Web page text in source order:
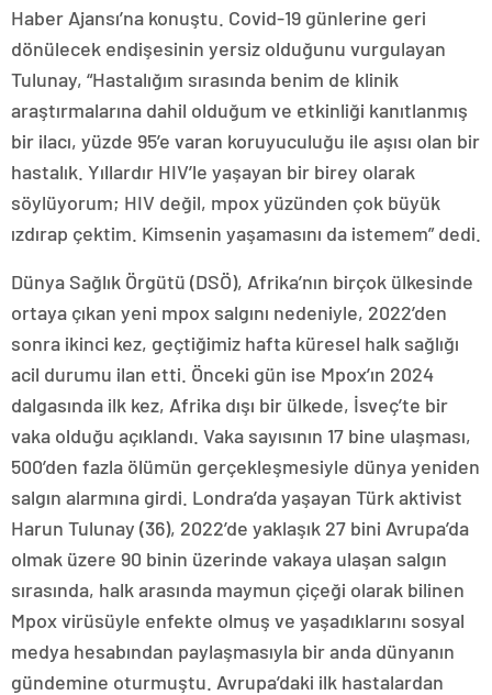
Haber Ajansı’na konuştu. Covid-19 günlerine geri
dönülecek endişesinin yersiz olduğunu vurgulayan
Tulunay, “Hastalığım sırasında benim de klinik
araştırmalarına dahil olduğum ve etkinliği kanıtlanmış
bir ilacı, yüzde 95’e varan koruyuculuğu ile aşısı olan bir
hastalık. Yıllardır HIV’le yaşayan bir birey olarak
söylüyorum; HIV değil, mpox yüzünden çok büyük
ızdırap çektim. Kimsenin yaşamasını da istemem” dedi.
Dünya Sağlık Örgütü (DSÖ), Afrika’nın birçok ülkesinde
ortaya çıkan yeni mpox salgını nedeniyle, 2022’den
sonra ikinci kez, geçtiğimiz hafta küresel halk sağlığı
acil durumu ilan etti. Önceki gün ise Mpox’ın 2024
dalgasında ilk kez, Afrika dışı bir ülkede, İsveç’te bir
vaka olduğu açıklandı. Vaka sayısının 17 bine ulaşması,
500’den fazla ölümün gerçekleşmesiyle dünya yeniden
salgın alarmına girdi. Londra’da yaşayan Türk aktivist
Harun Tulunay (36), 2022’de yaklaşık 27 bini Avrupa’da
olmak üzere 90 binin üzerinde vakaya ulaşan salgın
sırasında, halk arasında maymun çiçeği olarak bilinen
Mpox virüsüyle enfekte olmuş ve yaşadıklarını sosyal
medya hesabından paylaşmasıyla bir anda dünyanın
gündemine oturmuştu. Avrupa’daki ilk hastalardan